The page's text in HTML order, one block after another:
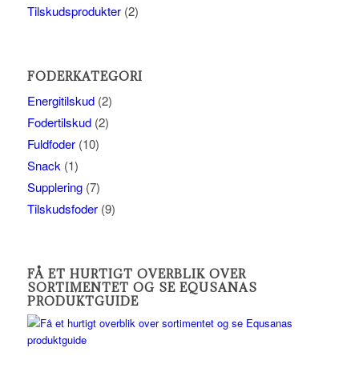
Tilskudsprodukter (2)
FODERKATEGORI
Energitilskud (2)
Fodertilskud (2)
Fuldfoder (10)
Snack (1)
Supplering (7)
Tilskudsfoder (9)
FÅ ET HURTIGT OVERBLIK OVER
SORTIMENTET OG SE EQUSANAS
PRODUKTGUIDE